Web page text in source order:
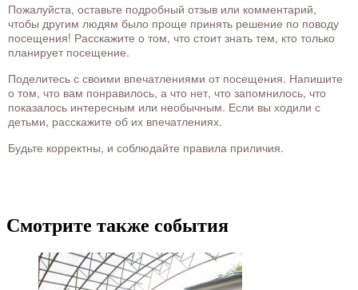
Пожалуйста, оставьте подробный отзыв или комментарий,
чтобы другим людям было проще принять решение по поводу
посещения! Расскажите о том, что стоит знать тем, кто только
планирует посещение.
Поделитесь с своими впечатлениями от посещения. Напишите
о том, что вам понравилось, а что нет, что запомнилось, что
показалось интересным или необычным. Если вы ходили с
детьми, расскажите об их впечатлениях.
Будьте корректны, и соблюдайте правила приличия.
Смотрите также события